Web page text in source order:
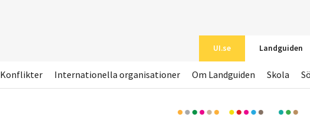
UI.se Landguiden
Konflikter Internationella organisationer Om Landguiden Skola